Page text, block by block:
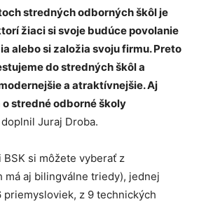
stredných odborných škôl je
žiaci si svoje budúce povolanie
alebo si založia svoju firmu. Preto
do stredných škôl a
a atraktívnejšie. Aj
stredné odborné školy
doplnil Juraj Droba.
si môžete vyberať z
má aj bilingválne triedy), jednej
priemysloviek, z 9 technických